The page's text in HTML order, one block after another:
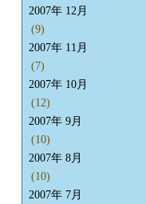
2007年 12月
(9)
2007年 11月
(7)
2007年 10月
(12)
2007年 9月
(10)
2007年 8月
(10)
2007年 7月